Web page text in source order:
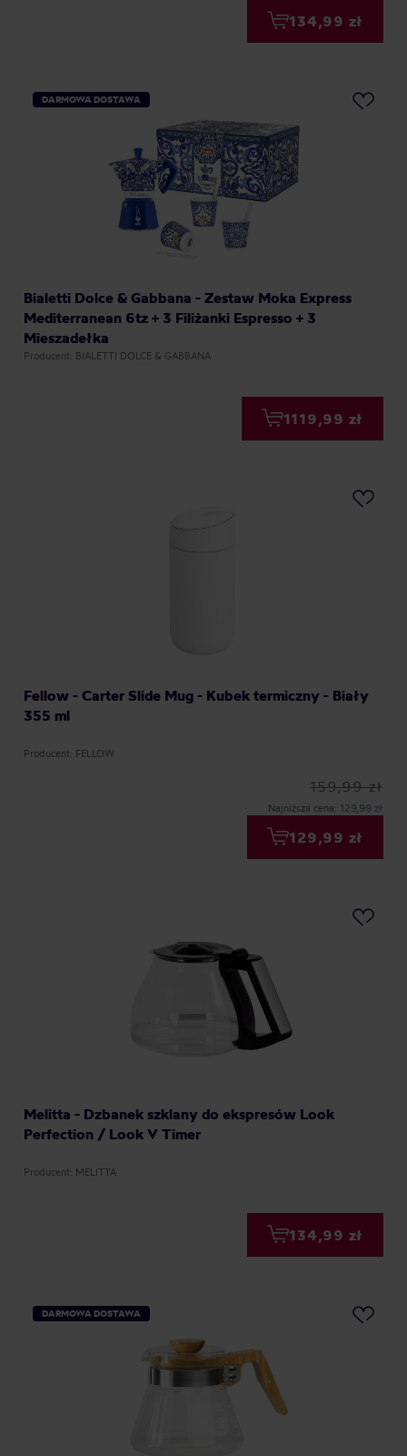
134,99 zł
DARMOWA DOSTAWA
Bialetti Dolce & Gabbana - Zestaw Moka Express
Mediterranean 6tz + 3 Filiżanki Espresso + 3
Mieszadełka
Producent: BIALETTI DOLCE & GABBANA
1119,99 zł
Fellow - Carter Slide Mug - Kubek termiczny - Biały
355 ml
Producent: FELLOW
159,99 zł
Najniższa cena: 129,99 zł
129,99 zł
Melitta - Dzbanek szklany do ekspresów Look
Perfection / Look V Timer
Producent: MELITTA
134,99 zł
DARMOWA DOSTAWA